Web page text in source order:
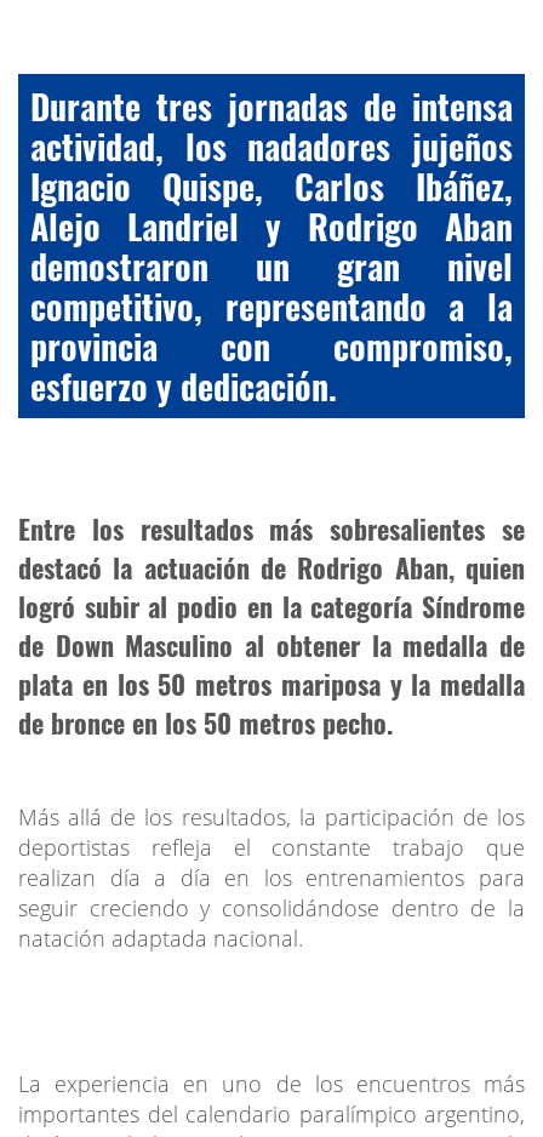
Durante tres jornadas de intensa
actividad, los nadadores jujeños
Ignacio Quispe, Carlos Ibáñez,
Alejo Landriel y Rodrigo Aban
demostraron un gran nivel
competitivo, representando a la
provincia con compromiso,
esfuerzo y dedicación.
Entre los resultados más sobresalientes se
destacó la actuación de Rodrigo Aban, quien
logró subir al podio en la categoría Síndrome
de Down Masculino al obtener la medalla de
plata en los 50 metros mariposa y la medalla
de bronce en los 50 metros pecho.
Más allá de los resultados, la participación de los
deportistas refleja el constante trabajo que
realizan día a día en los entrenamientos para
seguir creciendo y consolidándose dentro de la
natación adaptada nacional.
La experiencia en uno de los encuentros más
importantes del calendario paralímpico argentino,